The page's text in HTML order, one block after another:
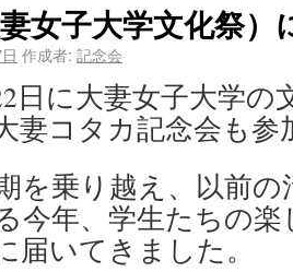
女子大学文化祭
作成者: 記念会
日に大妻女子大学の
妻コタカ記念会も参
を乗り越え、以前
今年、学生たちの
届いてきました。